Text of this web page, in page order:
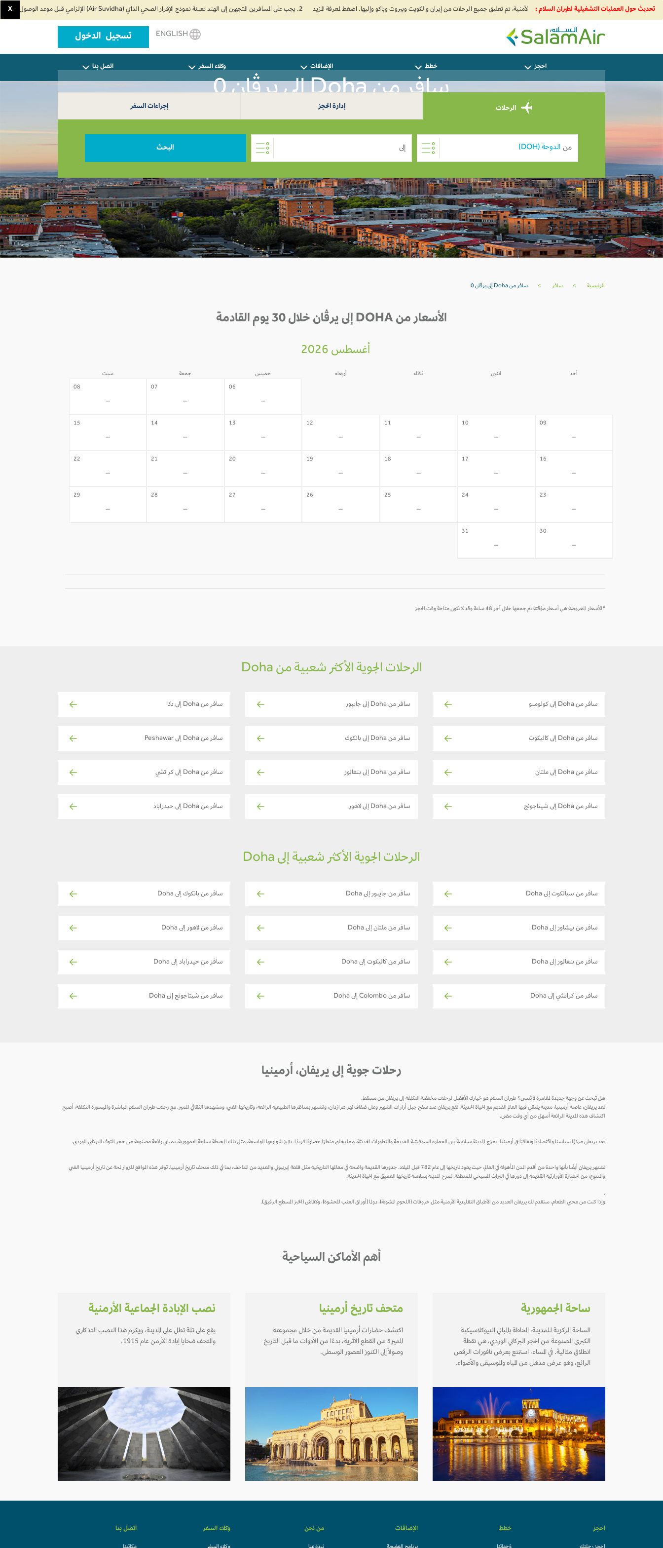
تحديث حول العمليات التشغيلية لطيران السلام : 2. يجب على المسافرين المتجهين إلى الهند تعبئة نموذج الإقرار الصحي الذاتي (Air Suvidha) الإلزامي قبل موعد الوصول بـ 24 ساعة على الأقل. اضغط هنا للدخول إلى بوابة Air Suvidha. X
SalamAir
تسجيل الدخول
احجز خطط الإضافات وكلاء السفر اتصل بنا
سافر من Doha إلى يرڤان 0
الرحلات إدارة الحجز إجراءات السفر
من إلى البحث
الرئيسية > سافر > سافر من Doha إلى يرڤان 0
الأسعار من DOHA إلى يرڤان خلال 30 يوم القادمة
أغسطس 2026
أحد اثنين ثلاثاء أربعاء خميس جمعة سبت
06
-
07
-
08
-
09
-
10
-
11
-
12
-
13
-
14
-
15
-
16
-
17
-
18
-
19
-
20
-
21
-
22
-
23
-
24
-
25
-
26
-
27
-
28
-
29
-
30
-
31
-
*الأسعار المعروضة هي أسعار مؤقتة تم جمعها خلال آخر 48 ساعة وقد لا تكون متاحة وقت الحجز
الرحلات الجوية الأكثر شعبية من Doha
سافر من Doha إلى كولومبو سافر من Doha إلى جايبور سافر من Doha إلى دكا
سافر من Doha إلى كاليكوت سافر من Doha إلى بانكوك سافر من Doha إلى Peshawar
سافر من Doha إلى ملتان سافر من Doha إلى بنغالور سافر من Doha إلى كراتشي
سافر من Doha إلى شيتاجونج سافر من Doha إلى لاهور سافر من Doha إلى حيدراباد
الرحلات الجوية الأكثر شعبية إلى Doha
سافر من سيالكوت إلى Doha سافر من جايبور إلى Doha سافر من بانكوك إلى Doha
سافر من بيشاور إلى Doha سافر من ملتان إلى Doha سافر من لاهور إلى Doha
سافر من بنغالور إلى Doha سافر من كاليكوت إلى Doha سافر من حيدراباد إلى Doha
سافر من كراتشي إلى Doha سافر من Colombo إلى Doha سافر من شيتاجونج إلى Doha
رحلات جوية إلى يريفان، أرمينيا
هل تبحث عن وجهة جديدة لمغامرة لا تُنسى؟ طيران السلام هو خيارك الأفضل لرحلات مخفضة التكلفة إلى يريفان من مسقط.
تعد يريفان، عاصمة أرمينيا، مدينة يلتقي فيها العالم القديم مع الحياة الحديثة. تقع يريفان عند سفح جبل أرارات الشهير وعلى ضفاف نهر هرازدان، وتشتهر بمناظرها الطبيعية الرائعة، وتاريخها الغني، ومشهدها الثقافي المميز. مع رحلات طيران السلام المباشرة والميسورة التكلفة، أصبح
اكتشاف هذه المدينة الرائعة أسهل من أي وقت مضى.
تعد يريفان مركزًا سياسيًا واقتصاديًا وثقافيًا في أرمينيا. تمزج المدينة بسلاسة بين العمارة السوفيتية القديمة والتطورات الحديثة، مما يخلق منظرًا حضاريًا فريدًا. تتميز شوارعها الواسعة، مثل تلك المحيطة بساحة الجمهورية، بمباني رائعة مصنوعة من حجر التوف البركاني الوردي.
تشتهر يريفان أيضًا بأنها واحدة من أقدم المدن المأهولة في العالم، حيث يعود تاريخها إلى عام 782 قبل الميلاد. جذورها القديمة واضحة في معالمها التاريخية مثل قلعة إيريبوني والعديد من المتاحف، بما في ذلك متحف تاريخ أرمينيا. توفر هذه المواقع للزوار لمحة عن تاريخ أرمينيا الغني
والمتنوع، من الحضارة الأورارتية القديمة إلى دورها في التراث المسيحي للمنطقة. تمزج المدينة بسلاسة تاريخها العميق مع الحياة الحديثة.
.
وإذا كنت من محبي الطعام، ستقدم لك يريفان العديد من الأطباق التقليدية الأرمنية مثل خروفات (اللحوم المشوية)، دولما (أوراق العنب المحشوة)، ولافاش (الخبز المسطح الرقيق).
أهم الأماكن السياحية
ساحة الجمهورية
الساحة المركزية للمدينة، المحاطة بالمباني النيوكلاسيكية
الكبرى المصنوعة من الحجر البركاني الوردي، هي نقطة
انطلاق مثالية. في المساء، استمتع بعرض نافورات الرقص
الرائع، وهو عرض مذهل من المياه والموسيقى والأضواء.
متحف تاريخ أرمينيا
اكتشف حضارات أرمينيا القديمة من خلال مجموعته
المميزة من القطع الأثرية، بدءًا من الأدوات ما قبل التاريخ
وصولاً إلى الكنوز العصور الوسطى.
نصب الإبادة الجماعية الأرمنية
يقع على تلة تطل على المدينة، ويكرم هذا النصب التذكاري
والمتحف ضحايا إبادة الأرمن عام 1915.
احجز خطط الإضافات من نحن وكلاء السفر اتصل بنا